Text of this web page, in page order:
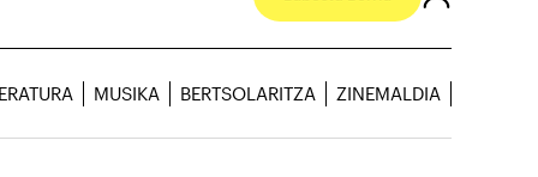
MUSIKA BERTSOLARITZA ZINEMALDIA